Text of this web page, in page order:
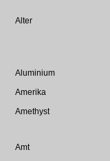
Alter
Aluminium
Amerika
Amethyst
Amt